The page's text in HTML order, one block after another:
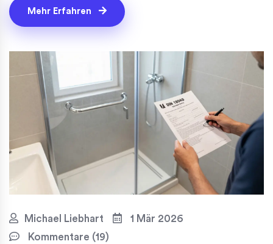
Mehr Erfahren
Michael Liebhart
1 Mär 2026
Kommentare (19)